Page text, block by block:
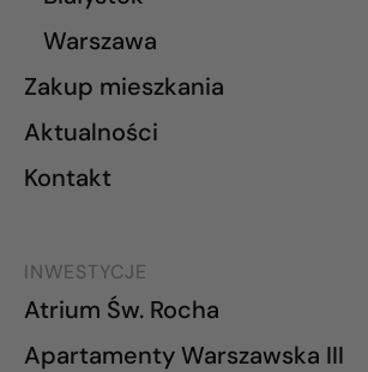
Warszawa
Zakup mieszkania
Aktualności
Kontakt
INWESTYCJE
Atrium Św. Rocha
Apartamenty Warszawska III